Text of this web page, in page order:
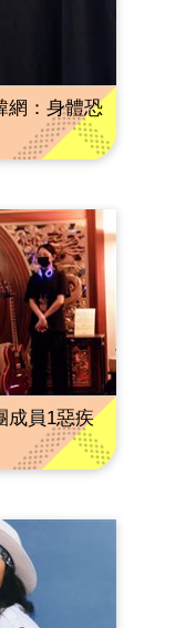
：身體恐
員1惡疾